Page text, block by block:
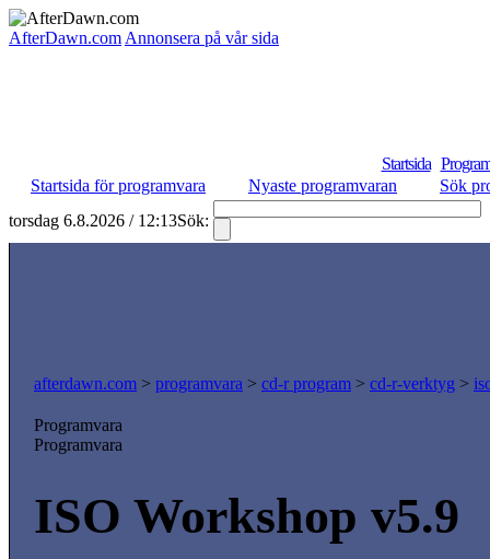
AfterDawn.com Annonsera på vår sida
Startsida
Startsida för programvara
Nyaste programvaran
Sök
torsdag 6.8.2026 / 12:13Sök:
afterdawn.com > programvara > cd-r program > cd-r-verktyg >
Programvara
Programvara
ISO Workshop v5.9